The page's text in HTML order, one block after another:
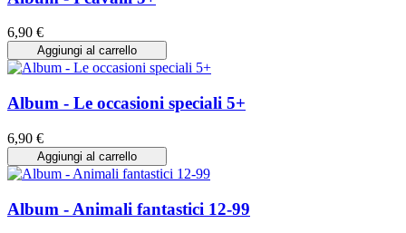
6,90 €
Aggiungi al carrello
Album - Le occasioni speciali 5+
6,90 €
Aggiungi al carrello
Album - Animali fantastici 12-99